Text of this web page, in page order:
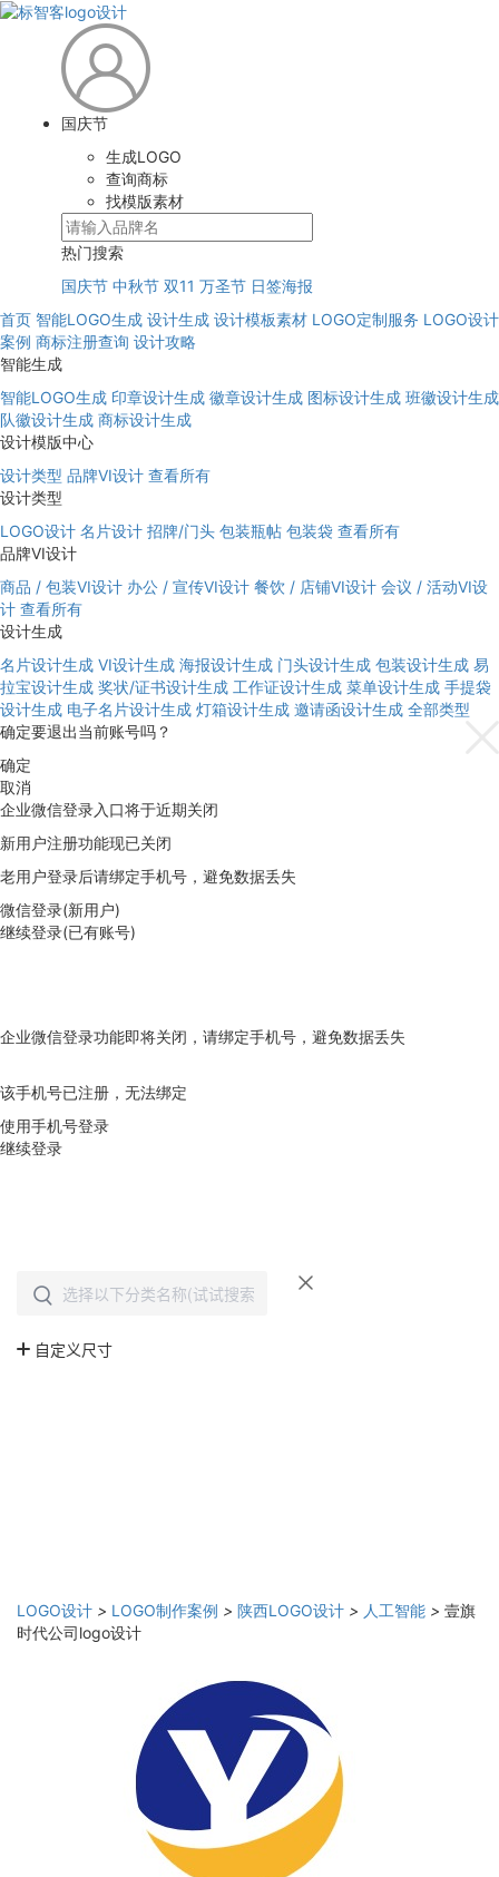
国庆节
生成LOGO
查询商标
找模版素材
热门搜索
国庆节 中秋节 双11 万圣节 日签海报
首页 智能LOGO生成 设计生成 设计模板素材 LOGO定制服务 LOGO设计
案例 商标注册查询 设计攻略
智能生成
智能LOGO生成 印章设计生成 徽章设计生成 图标设计生成 班徽设计生成
队徽设计生成 商标设计生成
设计模版中心
设计类型 品牌VI设计 查看所有
设计类型
LOGO设计 名片设计 招牌/门头 包装瓶帖 包装袋 查看所有
品牌VI设计
商品 / 包装VI设计 办公 / 宣传VI设计 餐饮 / 店铺VI设计 会议 / 活动VI设
计 查看所有
设计生成
名片设计生成 VI设计生成 海报设计生成 门头设计生成 包装设计生成 易
拉宝设计生成 奖状/证书设计生成 工作证设计生成 菜单设计生成 手提袋
设计生成 电子名片设计生成 灯箱设计生成 邀请函设计生成 全部类型
确定要退出当前账号吗？
确定
取消
企业微信登录入口将于近期关闭
新用户注册功能现已关闭
老用户登录后请绑定手机号，避免数据丢失
微信登录(新用户)
继续登录(已有账号)
企业微信登录功能即将关闭，请绑定手机号，避免数据丢失
该手机号已注册，无法绑定
使用手机号登录
继续登录
LOGO设计 > LOGO制作案例 > 陕西LOGO设计 > 人工智能 > 壹旗
时代公司logo设计